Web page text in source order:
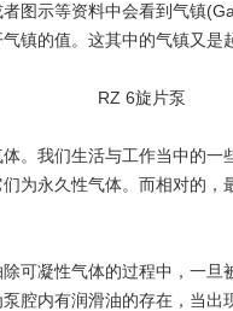
示等资料中会看到气镇
镇的值。这其中的气镇又是
RZ 6旋片泵
我们生活与工作当中的一
为永久性气体。而相对的
凝性气体的过程中，一旦
腔内有润滑油的存在，当